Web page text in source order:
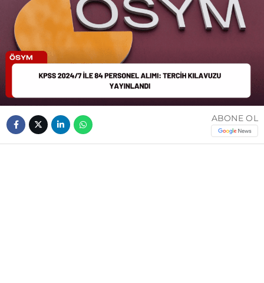
ABONE OL